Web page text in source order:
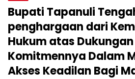
Bupati Tapanuli
penghargaan dari
Hukum atas
Komitmennya Dalam
Akses Keadilan Bagi